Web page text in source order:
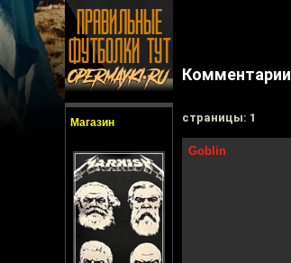
Магазин
Комментарии
cтраницы: 1
Goblin